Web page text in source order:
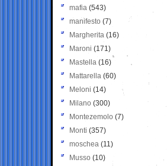
mafia (543)
manifesto (7)
Margherita (16)
Maroni (171)
Mastella (16)
Mattarella (60)
Meloni (14)
Milano (300)
Montezemolo (7)
Monti (357)
moschea (11)
Musso (10)